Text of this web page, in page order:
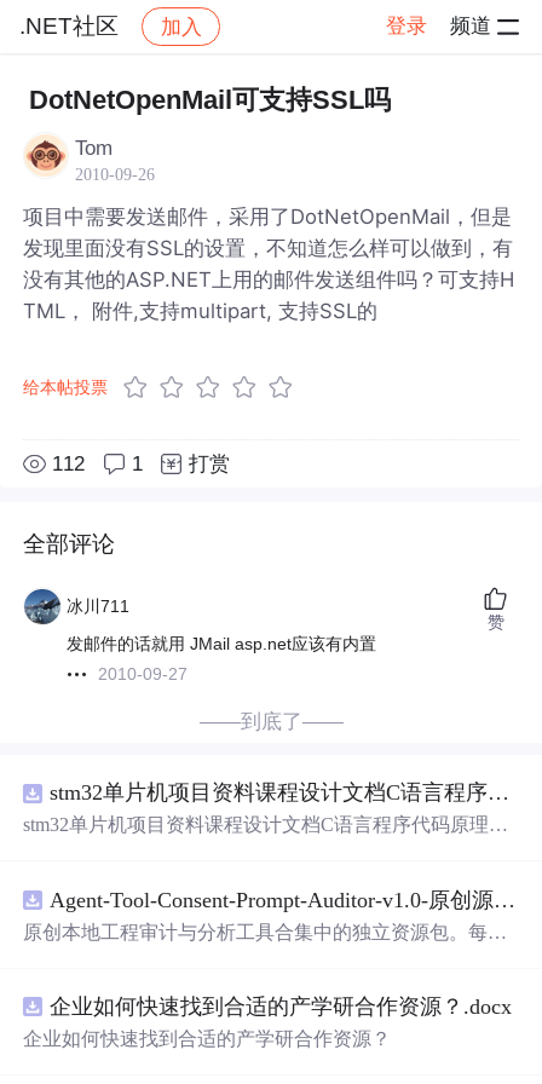
.NET社区 加入 登录 频道
社区 .NET社区 帖子详情
DotNetOpenMail可支持SSL吗
Tom
2010-09-26
项目中需要发送邮件，采用了DotNetOpenMail，但是
发现里面没有SSL的设置，不知道怎么样可以做到，有
没有其他的ASP.NET上用的邮件发送组件吗？可支持H
TML， 附件,支持multipart, 支持SSL的
给本帖投票
112 1 打赏
全部评论
冰川711
发邮件的话就用 JMail asp.net应该有内置
2010-09-27
赞
——到底了——
stm32单片机项目资料课程设计文档C语言程序代码原理图电路PCB实例五种PWM反馈控制模式研究
stm32单片机项目资料课程设计文档C语言程序代码原理图
Agent-Tool-Consent-Prompt-Auditor-v1.0-原创源码与文档.zip
原创本地工程审计与分析工具合集中的独立资源包。每个
README、运行说明、功能清单、MIT License及原创与授
权声明。解压后进入project目录，执行npm test验证算法，
企业如何快速找到合适的产学研合作资源？.docx
企业如何快速找到合适的产学研合作资源？